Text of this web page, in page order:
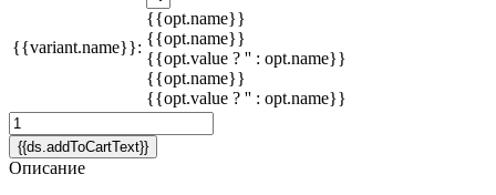
{{variant.name}}:
{{opt.name}}
{{opt.name}}
{{opt.value ? '' : opt.name}}
{{opt.name}}
{{opt.value ? '' : opt.name}}
{{ds.addToCartText}}
Описание